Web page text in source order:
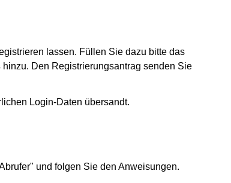
lassen. Füllen Sie dazu bitte das
Den Registrierungsantrag senden Sie
Login-Daten übersandt.
und folgen Sie den Anweisungen.